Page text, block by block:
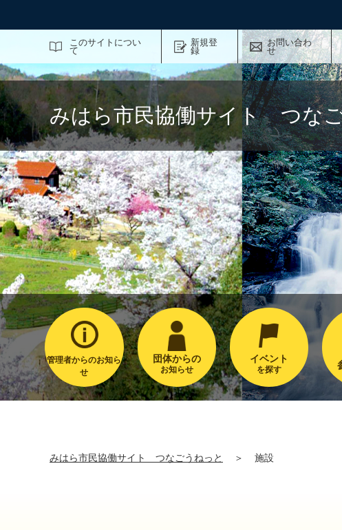
このサイトについ
て
新規登
録
お問い合わ
せ
みはら市民協働サイト つな
管理者からのお知ら
せ
団体からの
お知らせ
イベント
を探す
みはら市民協働サイト つなごうねっと ＞ 施設